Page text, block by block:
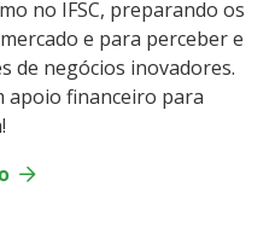
no IFSC, preparando os
e para perceber e
de negócios inovadores.
apoio financeiro para